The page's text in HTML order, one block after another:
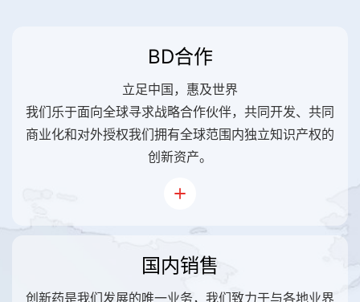
BD合作
立足中国，惠及世界
我们乐于面向全球寻求战略合作伙伴，共同开发、共同
商业化和对外授权我们拥有全球范围内独立知识产权的
创新资产。
国内销售
创新药是我们发展的唯一业务，我们致力于与各地业界